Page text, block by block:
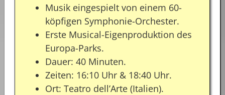
Musik eingespielt von einem 60-
köpfigen Symphonie-Orchester.
Erste Musical-Eigenproduktion des
Europa-Parks.
Dauer: 40 Minuten.
Zeiten: 16:10 Uhr & 18:40 Uhr.
Ort: Teatro dell’Arte (Italien).